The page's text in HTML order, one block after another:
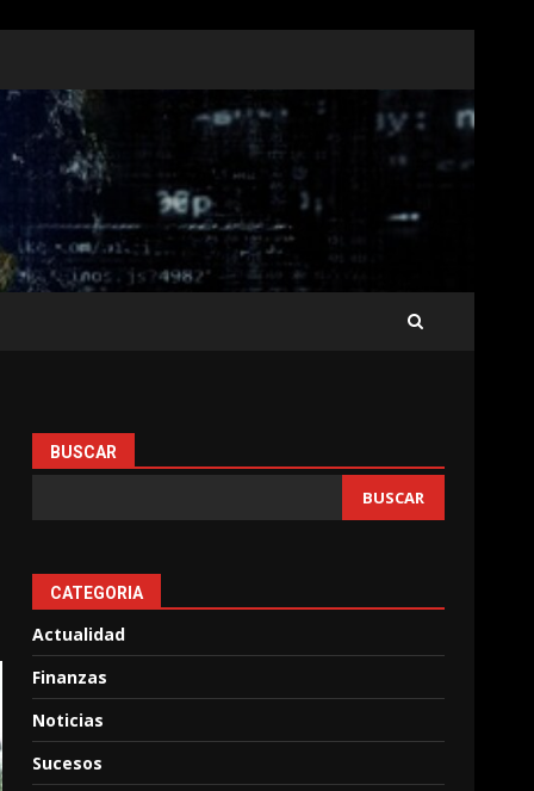
BUSCAR
BUSCAR
CATEGORIA
Actualidad
Finanzas
Noticias
Sucesos